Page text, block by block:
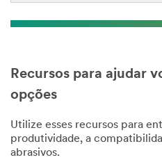
Recursos para ajudar
opções
Utilize esses recursos para
produtividade, a
abrasivos.